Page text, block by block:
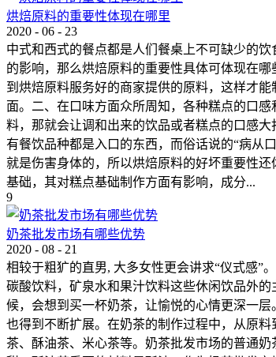
烘焙原料的重要性体现在哪里
2020 - 06 - 23
中式和西式的餐点都是人们餐桌上不可缺少的
的影响，那么烘焙原料的重要性具体可体现在
到烘焙原料服务好的商家提供的原料，这样才
面。二、在口味方面众所周知，各种糕点的口
料，那就会让调和出来的饮品或者糕点的口感
有餐饮品种都是入口的东西，而俗话说的“病从
就是伤害身体的，所以烘焙原料的好坏重要性
基础，其对糕点基础制作方面有影响，成分...
9
奶茶批发市场有哪些优势
2020 - 08 - 21
相较于粗犷的直男, 大多女性更会讲求“仪式感”
碳酸饮料，矿泉水和果汁饮料这些休闲饮品外
候，会想到买一杯奶茶，让愉悦的心情更深一
也得到不断扩展。在奶茶的制作过程中，从原
茶、酥油茶、米心茶等。奶茶批发市场的普通